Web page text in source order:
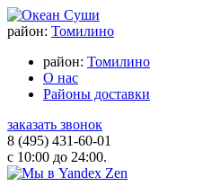
район: Томилино
район: Томилино
О нас
Районы доставки
заказать звонок
8 (495) 431-60-01
с 10:00 до 24:00.